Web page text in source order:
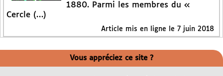
1880. Parmi les membres du «
Cercle (…)
Article mis en ligne le 7 juin 2018
Vous appréciez ce site ?